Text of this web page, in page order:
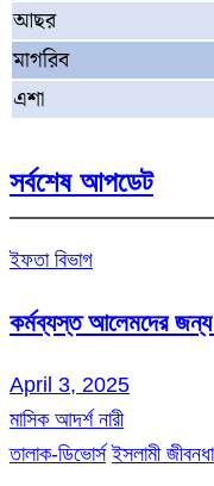
আছর
মাগরিব
এশা
সর্বশেষ আপডেট
ইফতা বিভাগ
কর্মব্যস্ত আলেমদের জন্য
April 3, 2025
মাসিক আদর্শ নারী
তালাক-ডিভোর্স ইসলামী